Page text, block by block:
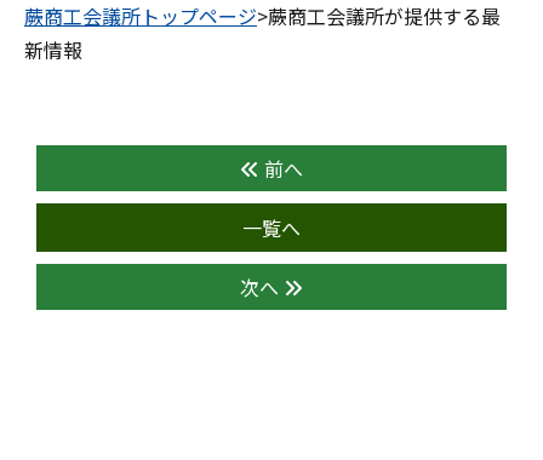
蕨商工会議所トップページ>蕨商工会議所が提供する最
新情報
前へ
一覧へ
次へ